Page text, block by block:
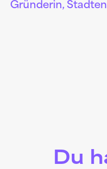
Gründerin,
Du